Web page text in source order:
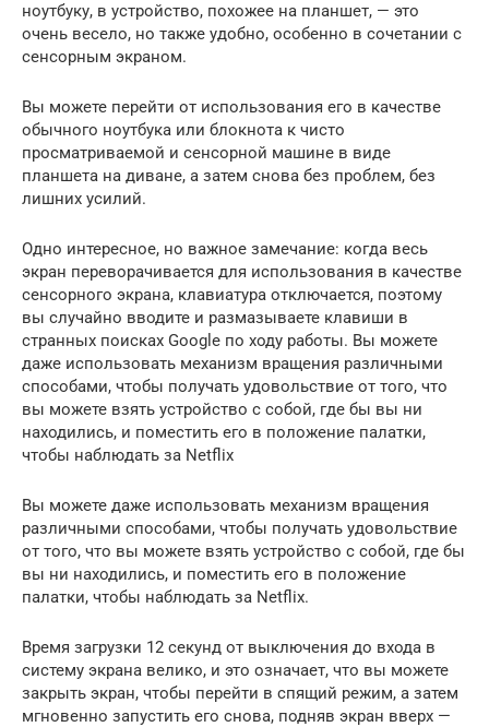
ноутбуку, в устройство, похожее на планшет, — это
очень весело, но также удобно, особенно в сочетании с
сенсорным экраном.
Вы можете перейти от использования его в качестве
обычного ноутбука или блокнота к чисто
просматриваемой и сенсорной машине в виде
планшета на диване, а затем снова без проблем, без
лишних усилий.
Одно интересное, но важное замечание: когда весь
экран переворачивается для использования в качестве
сенсорного экрана, клавиатура отключается, поэтому
вы случайно вводите и размазываете клавиши в
странных поисках Google по ходу работы. Вы можете
даже использовать механизм вращения различными
способами, чтобы получать удовольствие от того, что
вы можете взять устройство с собой, где бы вы ни
находились, и поместить его в положение палатки,
чтобы наблюдать за Netflix
Вы можете даже использовать механизм вращения
различными способами, чтобы получать удовольствие
от того, что вы можете взять устройство с собой, где бы
вы ни находились, и поместить его в положение
палатки, чтобы наблюдать за Netflix.
Время загрузки 12 секунд от выключения до входа в
систему экрана велико, и это означает, что вы можете
закрыть экран, чтобы перейти в спящий режим, а затем
мгновенно запустить его снова, подняв экран вверх —